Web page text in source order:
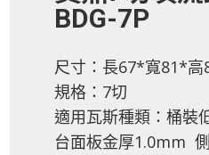
BDG-7P
尺寸：長67*寬81*
規格：7切
適用瓦斯種類：桶裝
台面板金厚1.0mm